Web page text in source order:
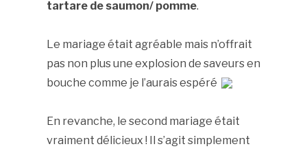
tartare de saumon/ pomme.
Le mariage était agréable mais n’offrait
pas non plus une explosion de saveurs en
bouche comme je l’aurais espéré
En revanche, le second mariage était
vraiment délicieux ! Il s’agit simplement